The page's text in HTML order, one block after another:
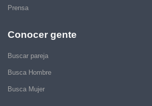
Prensa
Conocer gente
Buscar pareja
Busca Hombre
Busca Mujer